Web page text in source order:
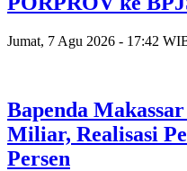
Jumat, 7 Agu 2026 - 17:42
Bapenda
Miliar, Realisasi
Persen